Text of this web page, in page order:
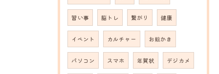
習い事 脳トレ 繋がり 健康
イベント カルチャー お絵かき
パソコン スマホ 年賀状 デジカメ